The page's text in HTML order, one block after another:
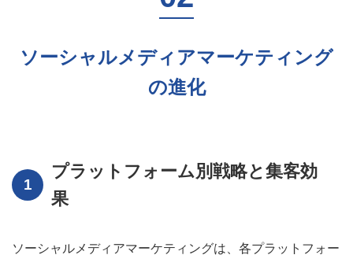
ソーシャルメディアマーケティング
の進化
プラットフォーム別戦略と集客効
果
ソーシャルメディアマーケティングは、各プラットフォー